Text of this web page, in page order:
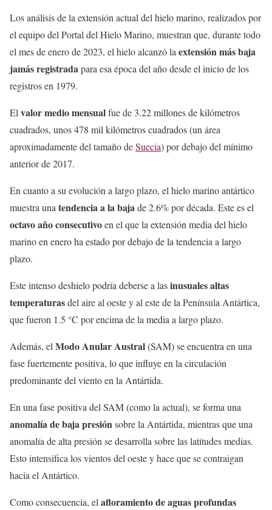
Los análisis de la extensión actual del hielo marino, realizados por
el equipo del Portal del Hielo Marino, muestran que, durante todo
el mes de enero de 2023, el hielo alcanzó laextensión más baja
jamás registradapara esa época del año desde el inicio de los
registros en 1979.
Elvalor medio mensualfue de 3.22 millones de kilómetros
cuadrados, unos 478 mil kilómetros cuadrados (un área
aproximadamente del tamaño deSuecia) por debajo del mínimo
anterior de 2017.
En cuanto a su evolución a largo plazo, el hielo marino antártico
muestra unatendencia a la bajade 2.6% por década. Este es el
octavo año consecutivoen el que la extensión media del hielo
marino en enero ha estado por debajo de la tendencia a largo
plazo.
Este intenso deshielo podría deberse a lasinusuales altas
temperaturasdel aire al oeste y al este de la Península Antártica,
que fueron 1.5 °C por encima de la media a largo plazo.
Además, elModo Anular Austral(SAM) se encuentra en una
fase fuertemente positiva, lo que influye en la circulación
predominante del viento en la Antártida.
En una fase positiva del SAM (como la actual), se forma una
anomalía de baja presiónsobre la Antártida, mientras que una
anomalía de alta presión se desarrolla sobre las latitudes medias.
Esto intensifica los vientos del oeste y hace que se contraigan
hacia el Antártico.
Como consecuencia, elafloramiento de aguas profundas